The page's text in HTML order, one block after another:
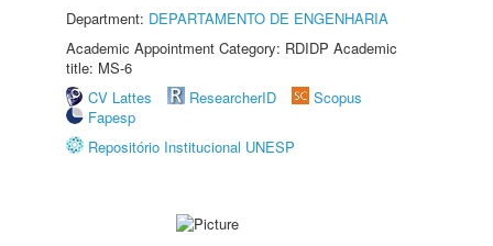
Department: DEPARTAMENTO DE ENGENHARIA
Academic Appointment Category: RDIDP Academic
title: MS-6
CV Lattes
ResearcherID
Scopus
Fapesp
Repositório Institucional UNESP